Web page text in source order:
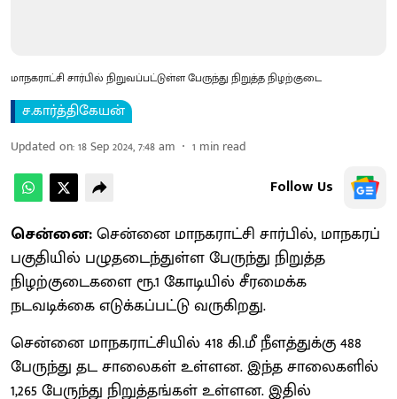
மாநகராட்சி சார்பில் நிறுவப்பட்டுள்ள பேருந்து நிறுத்த நிழற்குடை
ச.கார்த்திகேயன்
Updated on:18 Sep 2024, 7:48 am 1 min read
Follow Us
சென்னை:சென்னை மாநகராட்சி சார்பில், மாநகரப்
பகுதியில் பழுதடைந்துள்ள பேருந்து நிறுத்த
நிழற்குடைகளை ரூ.1 கோடியில் சீரமைக்க
நடவடிக்கை எடுக்கப்பட்டு வருகிறது.
சென்னை மாநகராட்சியில் 418 கி.மீ நீளத்துக்கு 488
பேருந்து தட சாலைகள் உள்ளன. இந்த சாலைகளில்
1,265 பேருந்து நிறுத்தங்கள் உள்ளன. இதில்